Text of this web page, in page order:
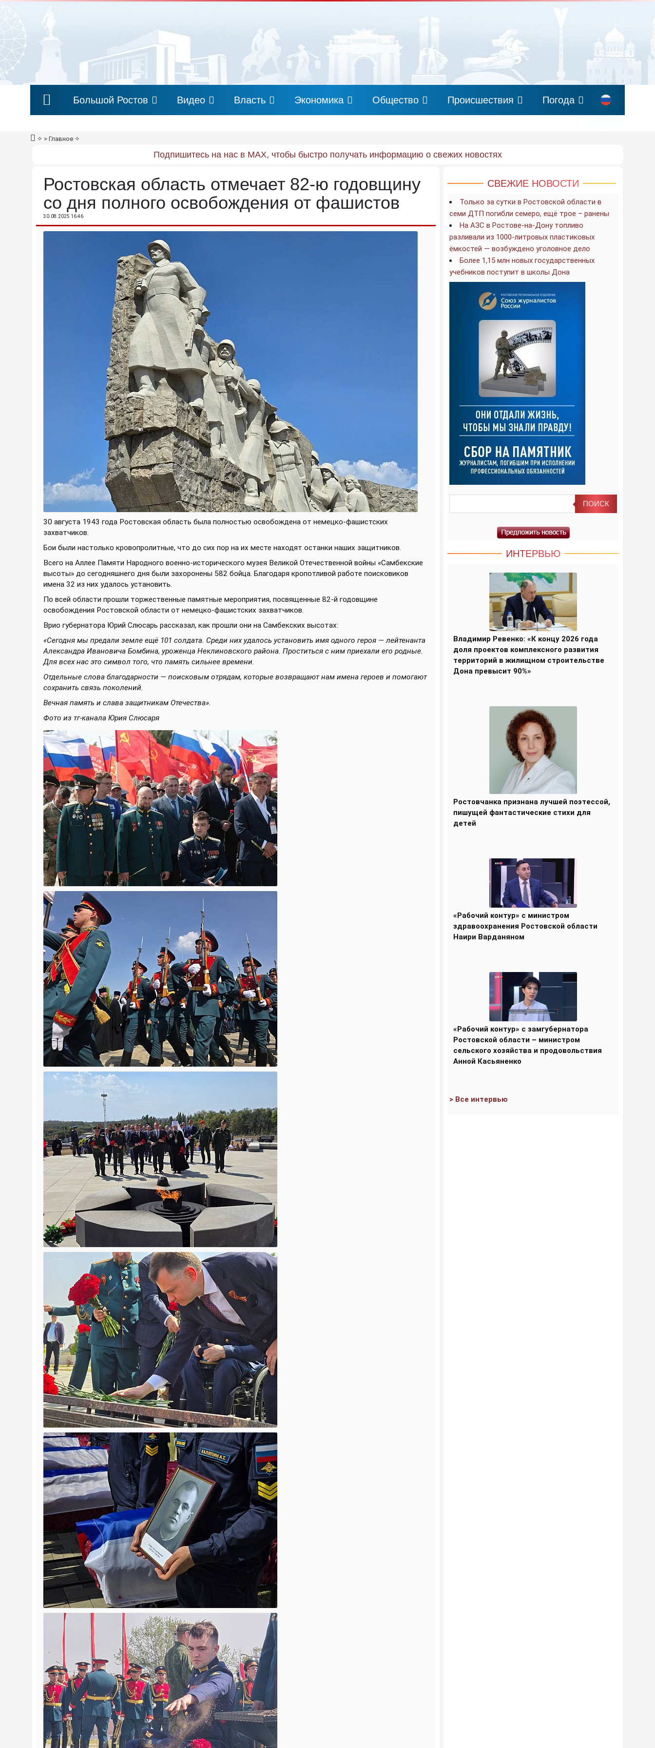
Большой Ростов Видео Власть Экономика Общество Происшествия Погода
✧ > Главное ✧
Подпишитесь на нас в MAX, чтобы быстро получать информацию о свежих новостях
Ростовская область отмечает 82-ю годовщину
со дня полного освобождения от фашистов
30.08.2025 16:46
30 августа 1943 года Ростовская область была полностью освобождена от немецко-фашистских
захватчиков.
Бои были настолько кровопролитные, что до сих пор на их месте находят останки наших защитников.
Всего на Аллее Памяти Народного военно-исторического музея Великой Отечественной войны «Самбекские
высоты» до сегодняшнего дня были захоронены 582 бойца. Благодаря кропотливой работе поисковиков
имена 32 из них удалось установить.
По всей области прошли торжественные памятные мероприятия, посвященные 82-й годовщине
освобождения Ростовской области от немецко-фашистских захватчиков.
Врио губернатора Юрий Слюсарь рассказал, как прошли они на Самбекских высотах:
«Сегодня мы предали земле ещё 101 солдата. Среди них удалось установить имя одного героя — лейтенанта
Александра Ивановича Бомбина, уроженца Неклиновского района. Проститься с ним приехали его родные.
Для всех нас это символ того, что память сильнее времени.
Отдельные слова благодарности — поисковым отрядам, которые возвращают нам имена героев и помогают
сохранить связь поколений.
Вечная память и слава защитникам Отечества».
Фото из тг-канала Юрия Слюсаря
СВЕЖИЕ НОВОСТИ
Только за сутки в Ростовской области в
семи ДТП погибли семеро, ещё трое – ранены
На АЗС в Ростове-на-Дону топливо
разливали из 1000-литровых пластиковых
ёмкостей — возбуждено уголовное дело
Более 1,15 млн новых государственных
учебников поступит в школы Дона
ИНТЕРВЬЮ
Владимир Ревенко: «К концу 2026 года
доля проектов комплексного развития
территорий в жилищном строительстве
Дона превысит 90%»
Ростовчанка признана лучшей поэтессой,
пишущей фантастические стихи для
детей
«Рабочий контур» с министром
здравоохранения Ростовской области
Наири Варданяном
«Рабочий контур» с замгубернатора
Ростовской области – министром
сельского хозяйства и продовольствия
Анной Касьяненко
> Все интервью